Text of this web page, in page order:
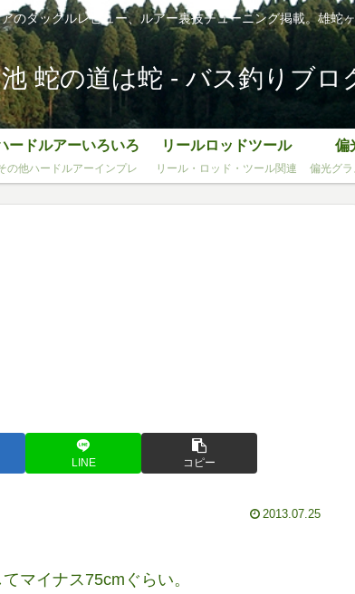
のタックルレビュー、ルアー裏技チューニング掲載。雄蛇
蛇の道は蛇 - バス釣りブロ
ードルアーいろいろ
の他ハードルアーインプレ
リールロッドツール
リール・ロッド・ツール関連
偏
偏光グ
LINE コピー
2013.07.25
マイナス75cmぐらい。